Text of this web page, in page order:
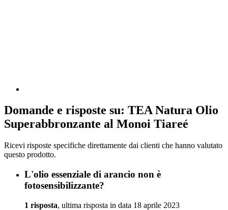
Domande e risposte su: TEA Natura Olio
Superabbronzante al Monoi Tiareé
Ricevi risposte specifiche direttamente dai clienti che hanno valutato
questo prodotto.
L'olio essenziale di arancio non è
fotosensibilizzante?
1 risposta, ultima risposta in data 18 aprile 2023